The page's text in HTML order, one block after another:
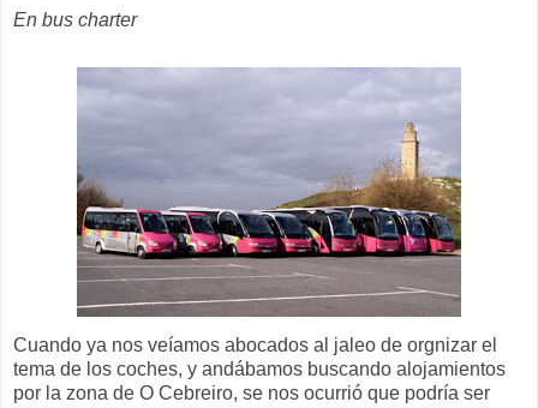
En bus charter
Cuando ya nos veíamos abocados al jaleo de orgnizar el
tema de los coches, y andábamos buscando alojamientos
por la zona de O Cebreiro, se nos ocurrió que podría ser